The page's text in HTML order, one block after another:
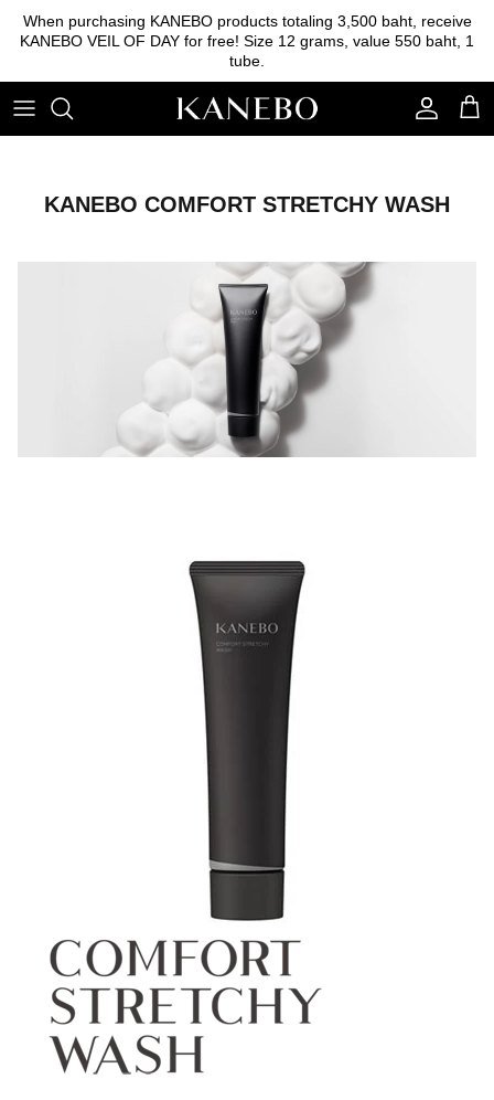
When purchasing KANEBO products totaling 3,500 baht, receive
KANEBO VEIL OF DAY for free! Size 12 grams, value 550 baht, 1
tube.
Cleansing
Lotion
Foundation
Powder
Eyebrow
Eyeshadow
KANEBO COMFORT STRETCHY WASH